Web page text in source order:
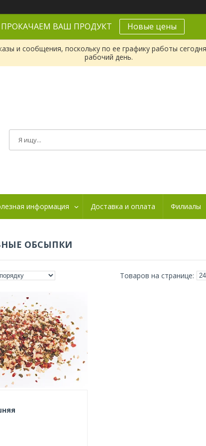
ПРОКАЧАЕМ ВАШ ПРОДУКТ Новые цены
и сообщения, поскольку по ее графику работы
рабочий день.
информация Доставка и оплата Филиалы
ОБСЫПКИ